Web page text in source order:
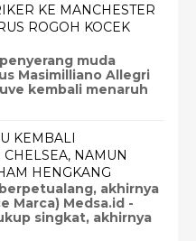
KE MANCHESTER
ROGOH KOCEK
muda
Masimilliano Allegri
kembali menaruh
KEMBALI
NAMUN
HENGKANG
akhirnya
Marca) Medsa.id -
singkat, akhirnya